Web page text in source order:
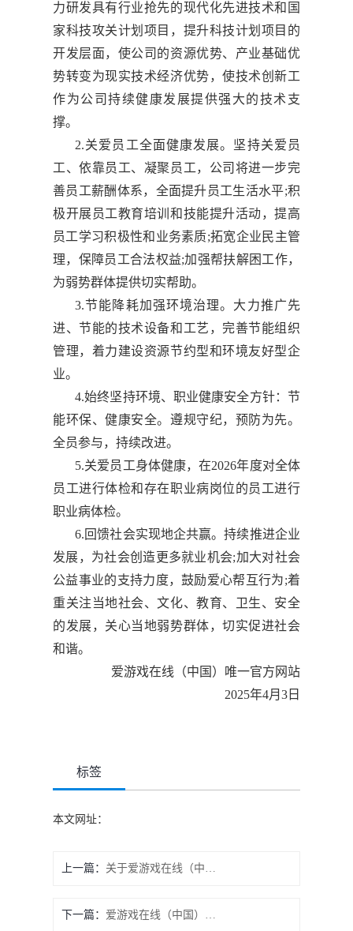
力研发具有行业抢先的现代化先进技术和国
家科技攻关计划项目，提升科技计划项目的
开发层面，使公司的资源优势、产业基础优
势转变为现实技术经济优势，使技术创新工
作为公司持续健康发展提供强大的技术支
撑。
2.关爱员工全面健康发展。坚持关爱员
工、依靠员工、凝聚员工，公司将进一步完
善员工薪酬体系，全面提升员工生活水平;积
极开展员工教育培训和技能提升活动，提高
员工学习积极性和业务素质;拓宽企业民主管
理，保障员工合法权益;加强帮扶解困工作，
为弱势群体提供切实帮助。
3.节能降耗加强环境治理。大力推广先
进、节能的技术设备和工艺，完善节能组织
管理，着力建设资源节约型和环境友好型企
业。
4.始终坚持环境、职业健康安全方针：节
能环保、健康安全。遵规守纪，预防为先。
全员参与，持续改进。
5.关爱员工身体健康，在2026年度对全体
员工进行体检和存在职业病岗位的员工进行
职业病体检。
6.回馈社会实现地企共赢。持续推进企业
发展，为社会创造更多就业机会;加大对社会
公益事业的支持力度，鼓励爱心帮互行为;着
重关注当地社会、文化、教育、卫生、安全
的发展，关心当地弱势群体，切实促进社会
和谐。
爱游戏在线（中国）唯一官方网站
2025年4月3日
标签
本文网址：
上一篇： 关于爱游戏在线（中国）唯一官方网站 盐城市市长质量奖通知公示-爱游戏在线（中国）唯一官方网站
下一篇： 爱游戏在线（中国）唯一官方网站 2024年度碳核查报告公示